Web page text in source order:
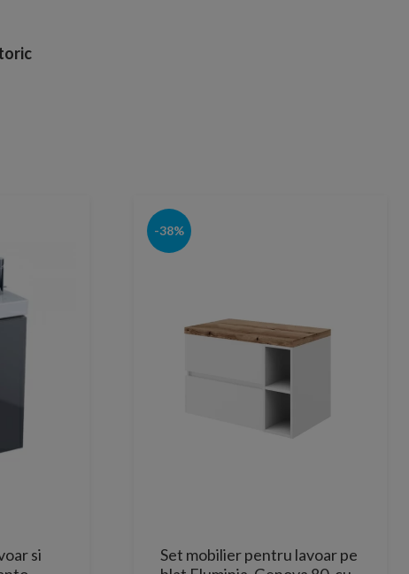
si
-38%
Set mobilier pentru lavoar pe